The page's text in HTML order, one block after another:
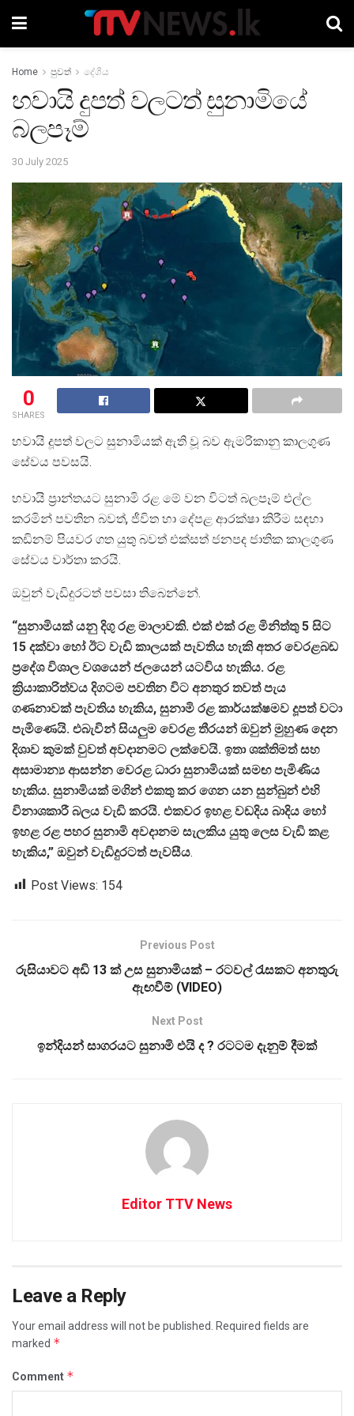
Home පුවත් දේශීය
හවායි දුපත් වලටත් සුනාමියේ
බලපෑම්
30 July 2025
0
SHARES
හවායි දූපත් වලට සුනාමියක් ඇති වූ බව ඇමරිකානු කාලගුණ
සේවය පවසයි.
හවායි ප්‍රාන්තයට සුනාමි රළ මේ වන විටත් බලපෑම් එල්ල
කරමින් පවතින බවත්, ජීවිත හා දේපළ ආරක්ෂා කිරීම සඳහා
කඩිනම් පියවර ගත යුතු බවත් එක්සත් ජනපද ජාතික කාලගුණ
සේවය වාර්තා කරයි.
ඔවුන් වැඩිදුරටත් පවසා තිබෙන්නේ.
“සුනාමියක් යනු දිගු රළ මාලාවකි. එක් එක් රළ මිනිත්තු 5 සිට
15 දක්වා හෝ ඊට වැඩි කාලයක් පැවතිය හැකි අතර වෙරළබඩ
ප්‍රදේශ විශාල වශයෙන් ජලයෙන් යටවිය හැකිය. රළ
ක්‍රියාකාරිත්වය දිගටම පවතින විට අනතුර තවත් පැය
ගණනාවක් පැවතිය හැකිය, සුනාමි රළ කාර්යක්ෂමව දූපත් වටා
පැමිණෙයි. එබැවින් සියලුම වෙරළ තීරයන් ඔවුන් මුහුණ දෙන
දිශාව කුමක් වුවත් අවදානමට ලක්වෙයි. ඉතා ශක්තිමත් සහ
අසාමාන්‍ය ආසන්න වෙරළ ධාරා සුනාමියක් සමඟ පැමිණිය
හැකිය. සුනාමියක් මගින් එකතු කර ගෙන යන සුන්බුන් එහි
විනාශකාරී බලය වැඩි කරයි. එකවර ඉහළ වඩදිය බාදිය හෝ
ඉහළ රළ පහර සුනාමි අවදානම සැලකිය යුතු ලෙස වැඩි කළ
හැකිය,” ඔවුන් වැඩිදුරටත් පැවසීය.
Post Views: 154
Previous Post
රුසියාවට අඩි 13 ක් උස සුනාමියක් – රටවල් රැසකට අනතුරු
ඇඟවීම් (VIDEO)
Next Post
ඉන්දියන් සාගරයට සුනාමි එයි ද ? රටටම දැනුම් දීමක්
Editor TTV News
Leave a Reply
Your email address will not be published.
Required fields are
marked *
Comment *